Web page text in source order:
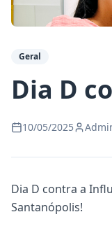
Geral
Dia D
10/05/2025
Dia D contra a
Santanópolis!